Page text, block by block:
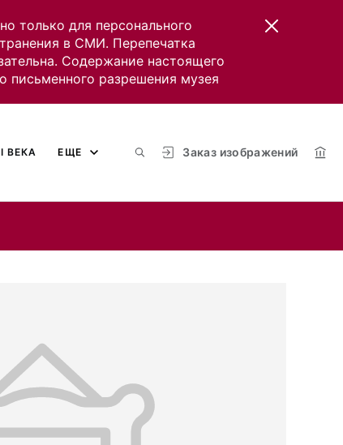
только для персонального
в СМИ. Перепечатка
Содержание настоящего
письменного разрешения музея
Заказ изображений
ВЕКА ЕЩЕ